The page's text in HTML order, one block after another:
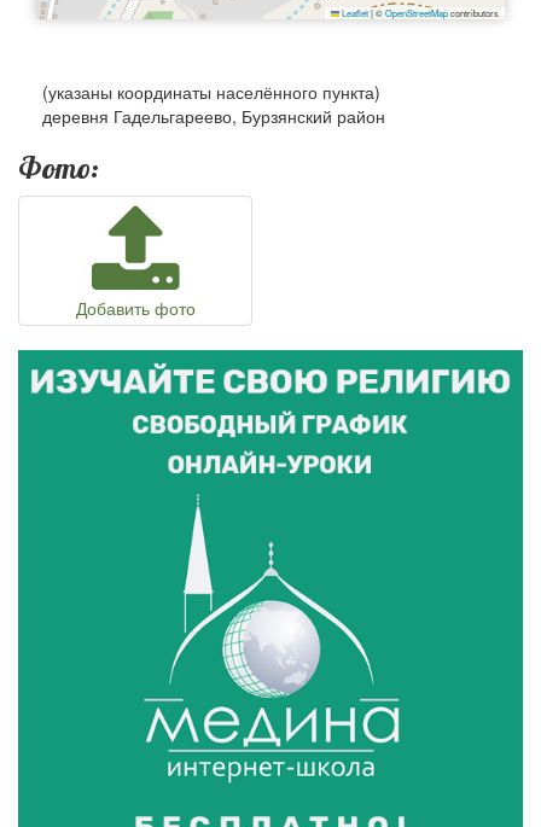
Leaflet|©OpenStreetMapcontributors
(указаны координаты населённого пункта)
деревня Гадельгареево, Бурзянский район
Фото:
Добавить фото